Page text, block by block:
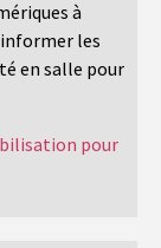
à
les
en salle pour
pour